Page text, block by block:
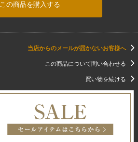
この商品を購入する
当店からのメールが届かないお客様へ
この商品について問い合わせる
買い物を続ける